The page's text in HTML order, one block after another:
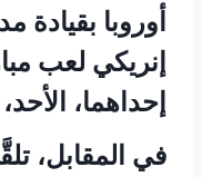
أوروبا بقيادة
إنريكي لعب
إحداهما،
في المقابل،